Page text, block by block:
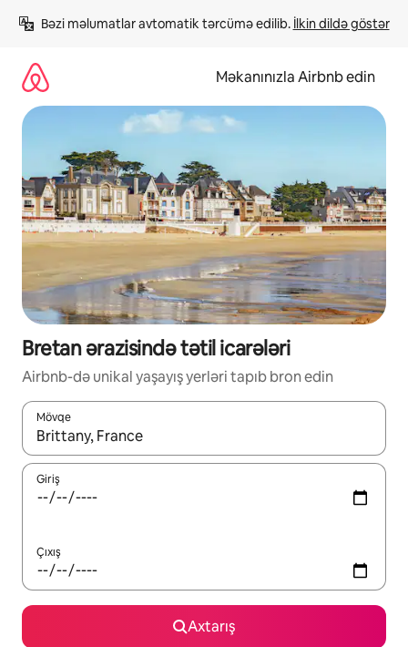
keç
Bəzi məlumatlar avtomatik tərcümə edilib. İlkin dildə göstər
Məkanınızla Airbnb edin
Bretan ərazisində tətil icarələri
Airbnb-də unikal yaşayış yerləri tapıb bron edin
Mövqe
Nəticələr varsa, yuxarı və aşağı ox düymələri ilə naviqasiya
Giriş
Çıxış
Axtarış